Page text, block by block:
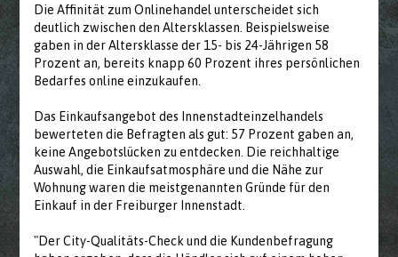
Die Affinität zum Onlinehandel unterscheidet sich
deutlich zwischen den Altersklassen. Beispielsweise
gaben in der Altersklasse der 15- bis 24-Jährigen 58
Prozent an, bereits knapp 60 Prozent ihres persönlichen
Bedarfes online einzukaufen.
Das Einkaufsangebot des Innenstadteinzelhandels
bewerteten die Befragten als gut: 57 Prozent gaben an,
keine Angebotslücken zu entdecken. Die reichhaltige
Auswahl, die Einkaufsatmosphäre und die Nähe zur
Wohnung waren die meistgenannten Gründe für den
Einkauf in der Freiburger Innenstadt.
"Der City-Qualitäts-Check und die Kundenbefragung